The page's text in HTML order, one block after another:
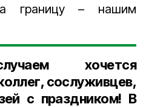
границу – нашим
хочется
сослуживцев,
с праздником! В